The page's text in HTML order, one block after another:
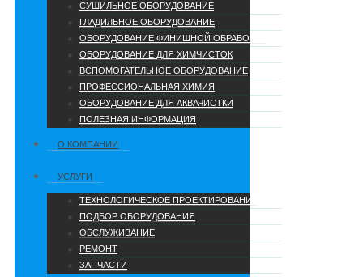
СУШИЛЬНОЕ ОБОРУДОВАНИЕ
ГЛАДИЛЬНОЕ ОБОРУДОВАНИЕ
ОБОРУДОВАНИЕ ФИНИШНОЙ ОБРАБОТКИ
ОБОРУДОВАНИЕ ДЛЯ ХИМЧИСТОК
ВСПОМОГАТЕЛЬНОЕ ОБОРУДОВАНИЕ
ПРОФЕССИОНАЛЬНАЯ ХИМИЯ
ОБОРУДОВАНИЕ ДЛЯ АКВАЧИСТКИ
ПОЛЕЗНАЯ ИНФОРМАЦИЯ
О КОМПАНИИ
УCЛУГИ
ТЕХНОЛОГИЧЕСКОЕ ПРОЕКТИРОВАНИЕ
ПОДБОР ОБОРУДОВАНИЯ
ОБСЛУЖИВАНИЕ
РЕМОНТ
ЗАПЧАСТИ